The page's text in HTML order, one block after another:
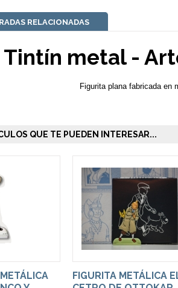
RELACIONADAS
Tintín metal -
Figurita plana fabricada en
QUE TE PUEDEN INTERESAR...
FIGURITA METÁLICA